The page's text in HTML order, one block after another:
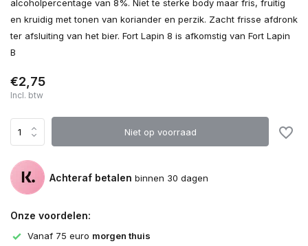
alcoholpercentage van 8%. Niet te sterke body maar fris, fruitig
en kruidig met tonen van koriander en perzik. Zacht frisse afdronk
ter afsluiting van het bier. Fort Lapin 8 is afkomstig van Fort Lapin
B
€2,75
Incl. btw
Niet op voorraad
Achteraf betalen binnen 30 dagen
Onze voordelen:
Vanaf 75 euro morgen thuis